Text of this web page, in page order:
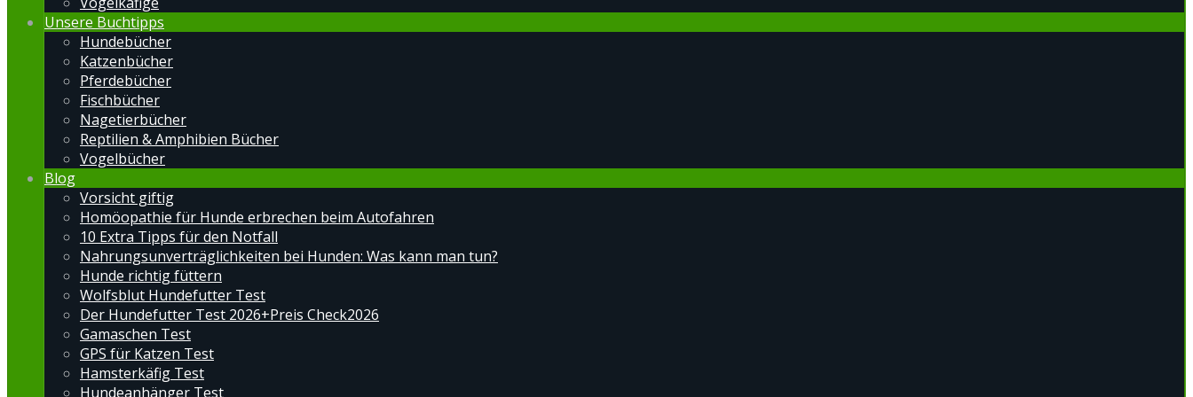
Unsere Buchtipps
Hundebücher
Katzenbücher
Pferdebücher
Fischbücher
Nagetierbücher
Reptilien & Amphibien Bücher
Vogelbücher
Blog
Vorsicht giftig
Homöopathie für Hunde erbrechen beim Autofahren
10 Extra Tipps für den Notfall
Nahrungsunverträglichkeiten bei Hunden: Was kann man tun?
Hunde richtig füttern
Wolfsblut Hundefutter Test
Der Hundefutter Test 2026+Preis Check2026
Gamaschen Test
GPS für Katzen Test
Hamsterkäfig Test
Hundeanhänger Test